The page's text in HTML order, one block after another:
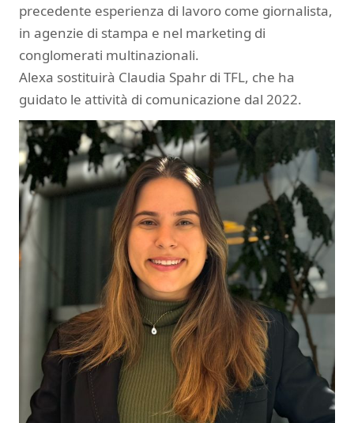
precedente esperienza di lavoro come giornalista,
in agenzie di stampa e nel marketing di
conglomerati multinazionali.
Alexa sostituirà Claudia Spahr di TFL, che ha
guidato le attività di comunicazione dal 2022.